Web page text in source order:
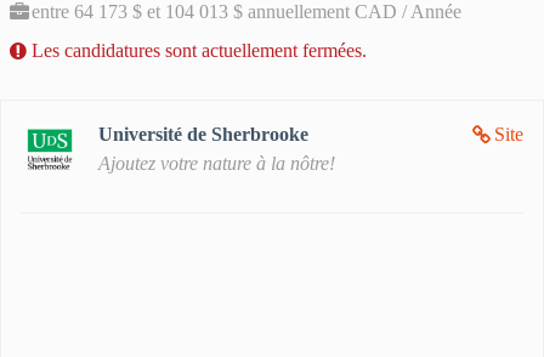
entre 64 173 $ et 104 013 $ annuellement CAD / Année
Les candidatures sont actuellement fermées.
Site
Université de Sherbrooke
Ajoutez votre nature à la nôtre!